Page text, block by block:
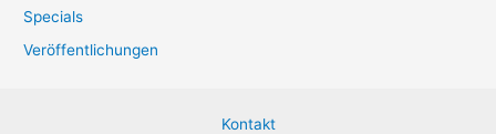
Specials
Veröffentlichungen
Kontakt